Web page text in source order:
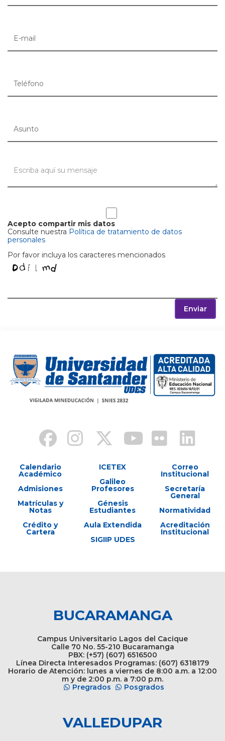
Acepto compartir mis datos
Consulte nuestra Política de tratamiento de datos
personales
Por favor incluya los caracteres mencionados
Enviar
Calendario
Académico
Admisiones
Matrículas y
Notas
Crédito y
Cartera
ICETEX
Galileo
Profesores
Génesis
Estudiantes
Aula Extendida
SIGIIP UDES
Correo
Institucional
Secretaría
General
Normatividad
Acreditación
Institucional
BUCARAMANGA
Campus Universitario Lagos del Cacique
Calle 70 No. 55-210 Bucaramanga
PBX: (+57) (607) 6516500
Línea Directa Interesados Programas: (607) 6318179
Horario de Atención: lunes a viernes de 8:00 a.m. a 12:00
m y de 2:00 p.m. a 7:00 p.m.
Pregrados
Posgrados
VALLEDUPAR